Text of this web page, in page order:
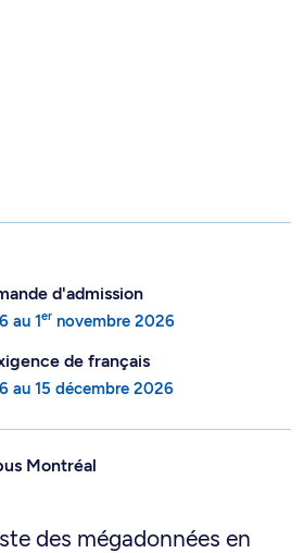
d'admission
au 1er novembre 2026
de français
au 15 décembre 2026
Montréal
des mégadonnées en